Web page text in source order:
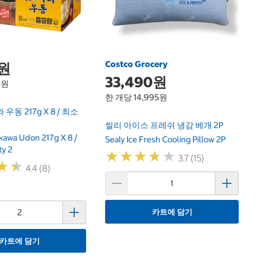
우동 217g X 8 / 최소
Udon 217g X 8 /
2
★
★ 4.4 (8)
카트에 담기
Costco Grocery
33,490원
한 개당 14,995원
씰리 아이스 프레쉬 냉감 베개 2P
Sealy Ice Fresh Cooling Pillow 2P
★★★★ ★
★★★★ ★ 3.7 (15)
카트에 담기